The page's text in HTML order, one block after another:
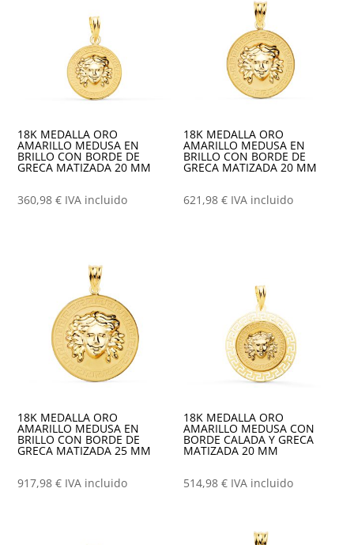
18K MEDALLA ORO
AMARILLO MEDUSA EN
BRILLO CON BORDE DE
GRECA MATIZADA 20 MM
360,98€ IVA incluido
18K MEDALLA ORO
AMARILLO MEDUSA EN
BRILLO CON BORDE DE
GRECA MATIZADA 20 MM
621,98€ IVA incluido
18K MEDALLA ORO
AMARILLO MEDUSA EN
BRILLO CON BORDE DE
GRECA MATIZADA 25 MM
917,98€ IVA incluido
18K MEDALLA ORO
AMARILLO MEDUSA CON
BORDE CALADA Y GRECA
MATIZADA 20 MM
514,98€ IVA incluido